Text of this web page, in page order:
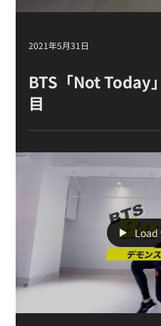
2021年5月31日
BTS「Not Today
目